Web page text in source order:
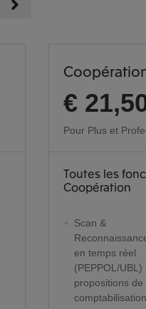
€
Pour Plus et
Toutes les
Coopération
Scan &
en temps réel
(PEPPOL/UBL)
propositions de